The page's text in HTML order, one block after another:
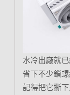
水冷出廠就
省下不少鎖
記得把它撕下